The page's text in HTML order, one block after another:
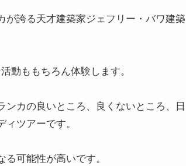
誇る天才建築家ジェフリー・バワ建築
動ももちろん体験します。
カの良いところ、良くないところ、日
ツアーです。
可能性が高いです。